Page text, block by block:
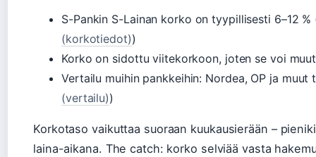
S-Pankin S-Lainan korko on tyypillisesti 6–12
(korkotiedot))
Korko on sidottu viitekorkoon, joten se voi
Vertailu muihin pankkeihin: Nordea, OP ja
(vertailu))
Korkotaso vaikuttaa suoraan kuukausierään –
laina-aikana. The catch: korko selviää vasta